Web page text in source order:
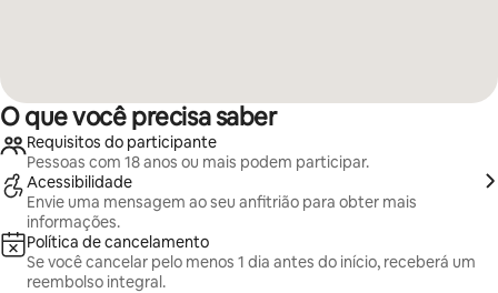
O que você precisa saber
Requisitos do participante
Pessoas com 18 anos ou mais podem participar.
Acessibilidade
Envie uma mensagem ao seu anfitrião para obter mais
informações.
Política de cancelamento
Se você cancelar pelo menos 1 dia antes do início, receberá um
reembolso integral.